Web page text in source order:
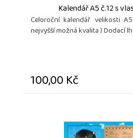
Kalendář A5 č.12 s
Celoroční kalendář velikosti
nejvyšší možná kvalita ) Dodací
100,00 Kč